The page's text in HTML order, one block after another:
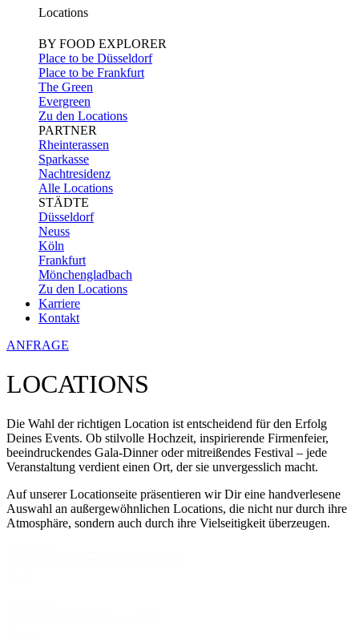
Locations
BY FOOD EXPLORER
Place to be Düsseldorf
Place to be Frankfurt
The Green
Evergreen
Zu den Locations
PARTNER
Rheinterassen
Sparkasse
Nachtresidenz
Alle Locations
STÄDTE
Düsseldorf
Neuss
Köln
Frankfurt
Mönchengladbach
Zu den Locations
Karriere
Kontakt
ANFRAGE
LOCATIONS
Die Wahl der richtigen Location ist entscheidend für den Erfolg
Deines Events. Ob stilvolle Hochzeit, inspirierende Firmenfeier,
beeindruckendes Gala-Dinner oder mitreißendes Festival – jede
Veranstaltung verdient einen Ort, der sie unvergesslich macht.
Auf unserer Locationseite präsentieren wir Dir eine handverlesene
Auswahl an außergewöhnlichen Locations, die nicht nur durch ihre
Atmosphäre, sondern auch durch ihre Vielseitigkeit überzeugen.